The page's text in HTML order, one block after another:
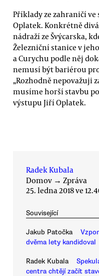
Příklady ze zahraničí
Oplatek. Konkrétně
nádraží ze Švýcarska,
Železniční stanice v
a Curychu podle něj
nemusí být bariérou
„Rozhodně nepovažuji
musíme horší stavbu
výstupu Jiří Oplatek.
Radek Kubala
Domov → Zpráva
25. ledna 2018 ve
Související
Jakub Patočka
dvěma lety kandidoval
Radek Kubala
centra chtějí začít